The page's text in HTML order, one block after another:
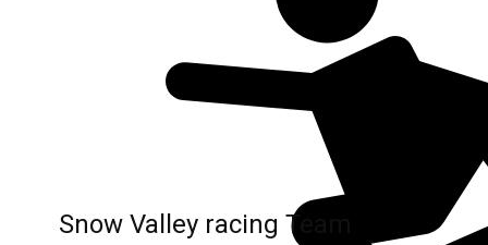
Snow Valley racing Team